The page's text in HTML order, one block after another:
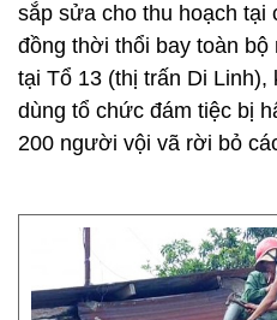
sắp sửa cho thu hoạch tại
đồng thời thổi bay toàn bộ
tại Tổ 13 (thị trấn Di Linh),
dùng tổ chức đám tiệc bị
200 người vội vã rời bỏ